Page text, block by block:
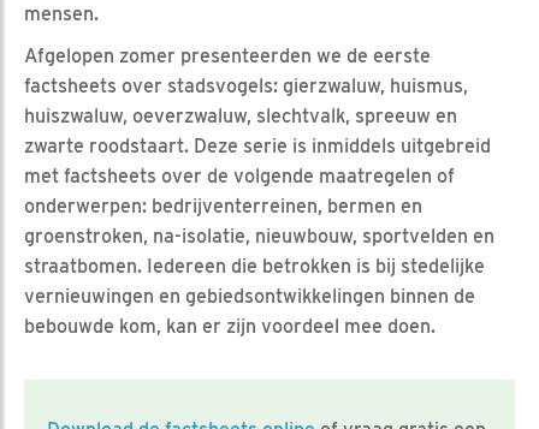
mensen.
Afgelopen zomer presenteerden we de eerste
factsheets over stadsvogels: gierzwaluw, huismus,
huiszwaluw, oeverzwaluw, slechtvalk, spreeuw en
zwarte roodstaart. Deze serie is inmiddels uitgebreid
met factsheets over de volgende maatregelen of
onderwerpen: bedrijventerreinen, bermen en
groenstroken, na-isolatie, nieuwbouw, sportvelden en
straatbomen. Iedereen die betrokken is bij stedelijke
vernieuwingen en gebiedsontwikkelingen binnen de
bebouwde kom, kan er zijn voordeel mee doen.